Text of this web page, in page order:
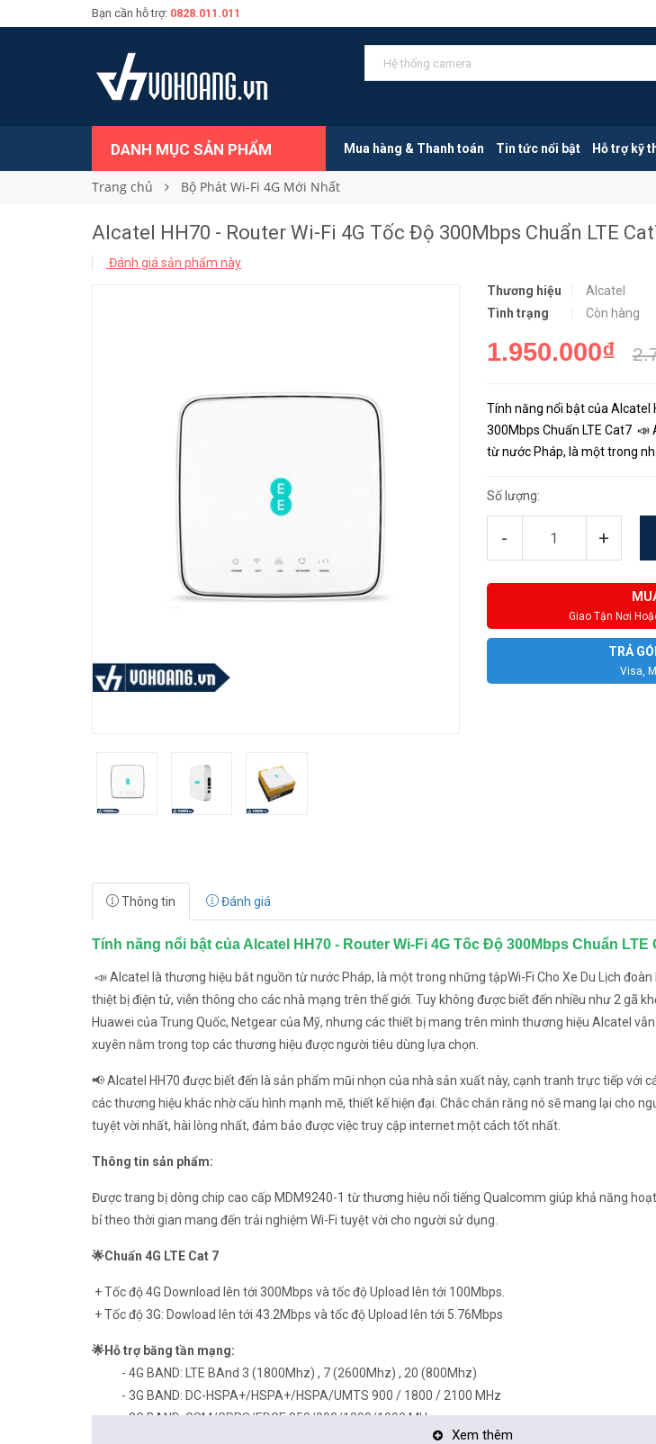
Bạn cần hỗ trợ: 0828.011.011
DANH MỤC SẢN PHẨM Mua hàng & Thanh toán Tin tức nổi bật Hỗ trợ kỹ
Trang chủ Bộ Phát Wi-Fi 4G Mới Nhất
Alcatel HH70 - Router Wi-Fi 4G Tốc Độ 300Mbps Chuẩn LTE
Đánh giá sản phẩm này
Thương hiệu
Alcatel
Tình trạng
Còn hàng
1.950.000₫
Tính năng nổi bật của Alcatel
300Mbps Chuẩn LTE Cat7
từ nước Pháp, là một trong
thôn...
Số lượng:
- +
Giao Tận Nơi
TRẢ
Visa,
Alcatel HH70 - Router Wi-Fi 4G Tốc Độ 300Mbps Chuẩn LTE Cat7
Thông tin Đánh giá
Tính năng nổi bật của Alcatel HH70 - Router Wi-Fi 4G Tốc Độ 300Mbps Chuẩn LTE
📣 Alcatel là thương hiệu bắt nguồn từ nước Pháp, là một trong những tậpWi-Fi Cho Xe Du Lịch
thiệt bị điện tử, viễn thông cho các nhà mạng trên thế giới. Tuy không được biết đến nhiều như 2 gã
Huawei của Trung Quốc, Netgear của Mỹ, nhưng các thiết bị mang trên mình thương hiệu Alcatel
xuyên nằm trong top các thương hiệu được người tiêu dùng lựa chọn.
📢 Alcatel HH70 được biết đến là sản phẩm mũi nhọn của nhà sản xuất này, cạnh tranh trực tiếp với
các thương hiệu khác nhờ cấu hình mạnh mẽ, thiết kế hiện đại. Chắc chắn rằng nó sẽ mang lại cho
tuyệt vời nhất, hài lòng nhất, đảm bảo được việc truy cập internet một cách tốt nhất.
Thông tin sản phẩm:
Được trang bị dòng chip cao cấp MDM9240-1 từ thương hiệu nổi tiếng Qualcomm giúp khả năng
bỉ theo thời gian mang đến trải nghiệm Wi-Fi tuyệt vời cho người sử dụng.
🌟Chuẩn 4G LTE Cat 7
+ Tốc độ 4G Download lên tới 300Mbps và tốc độ Upload lên tới 100Mbps.
+ Tốc độ 3G: Dowload lên tới 43.2Mbps và tốc độ Upload lên tới 5.76Mbps​
🌟Hỗ trợ băng tần mạng:
- 4G BAND: LTE BAnd 3 (1800Mhz) , 7 (2600Mhz) , 20 (800Mhz)
- 3G BAND: DC-HSPA+/HSPA+/HSPA/UMTS 900 / 1800 / 2100 MHz
- 2G BAND: GSM/GPRS/ED​​​​GE 850/900​/​1800/1900 MHz
Xem thêm